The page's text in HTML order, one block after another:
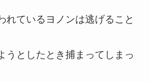
れているヨノンは逃げること
うとしたとき捕まってしまっ